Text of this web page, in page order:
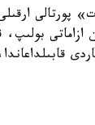
ارقىلى
بولىپ،